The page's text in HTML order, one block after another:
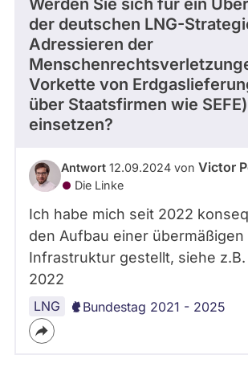
Werden Sie sich für ein
der deutschen LNG-
Adressieren der
Vorkette von
über Staatsfirmen wie SEFE)
einsetzen?
Antwort 12.09.2024 von Victor
Die Linke
Ich habe mich seit 2022
den Aufbau einer übermäßigen
Infrastruktur gestellt, siehe
2022
LNG Bundestag 2021 - 2025